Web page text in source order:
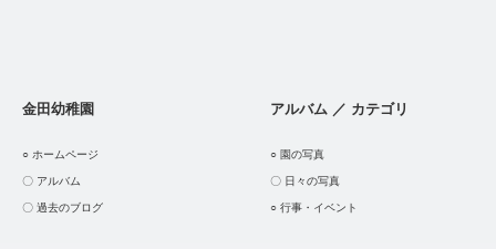
金田幼稚園
○ ホームページ
〇 アルバム
〇 過去のブログ
アルバム ／ カテゴリ
○ 園の写真
〇 日々の写真
○ 行事・イベント